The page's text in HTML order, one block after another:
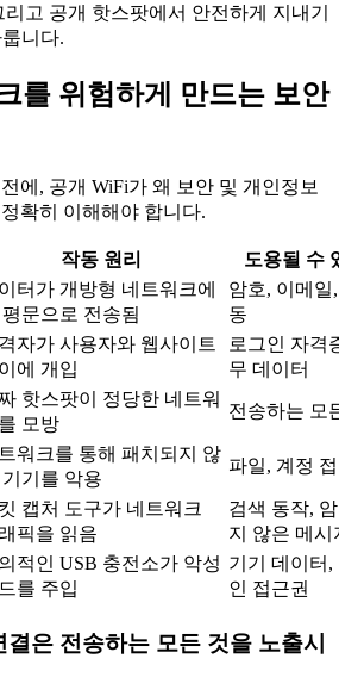
고 공개 핫스팟에서 안전하게 지내기
니다.
를 위험하게 만드는 보안
에, 공개 WiFi가 왜 보안 및 개인정보
확히 이해해야 합니다.
작동 원리
도용될 수
터가 개방형 네트워크에
문으로 전송됨
암호, 이메일
동
자가 사용자와 웹사이트
에 개입
로그인 자격
무 데이터
핫스팟이 정당한 네트워
모방
전송하는 모
워크를 통해 패치되지 않
기를 악용
파일, 계정
캡처 도구가 네트워크
픽을 읽음
검색 동작,
지 않은 메시
적인 USB 충전소가 악성
를 주입
기기 데이터,
인 접근권
은 전송하는 모든 것을 노출시